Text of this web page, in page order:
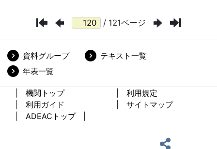
/ 121ページ
資料グループ
テキスト一覧
年表一覧
機関トップ
利用規定
利用ガイド
サイトマップ
ADEACトップ